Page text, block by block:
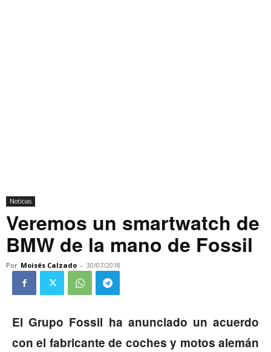
Noticias
Veremos un smartwatch de
BMW de la mano de Fossil
Por Moisés Calzado - 30/07/2018
El Grupo Fossil ha anunciado un acuerdo
con el fabricante de coches y motos alemán